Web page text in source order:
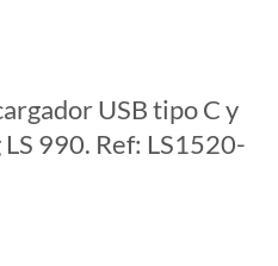
USB tipo C y
990. Ref: LS1520-